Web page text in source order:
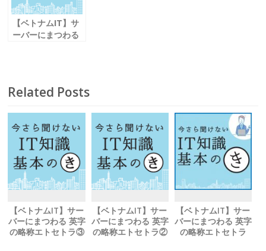
【ベトナムIT】サ
ーバーにまつわる
Related Posts
【ベトナムIT】サー
バーにまつわる 英字
の略称エトセトラ③
【ベトナムIT】サー
バーにまつわる 英字
の略称エトセトラ②
【ベトナムIT】サー
バーにまつわる 英字
の略称エトセトラ